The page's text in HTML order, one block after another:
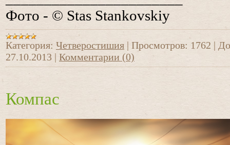
Фото - © Stas Stankovskiy
Категория: Четверостишия | Просмотров: 1762 |
27.10.2013 | Комментарии (0)
Компас